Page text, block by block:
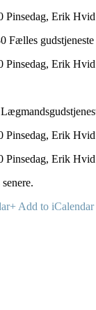
Pinsedag, Erik
Fælles
Pinsedag, Erik
Pinsedag, Erik
Pinsedag, Erik
+ Add to iCalendar